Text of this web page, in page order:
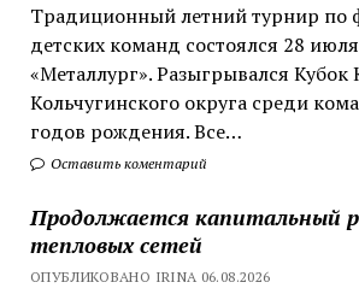
Традиционный летний турнир по
детских команд состоялся 28
«Металлург». Разыгрывался
Кольчугинского округа среди
годов рождения. Все…
Оставить коментарий
Продолжается капитальный
тепловых сетей
ОПУБЛИКОВАНО IRINA 06.08.2026